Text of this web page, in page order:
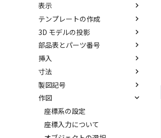
ユーザーインターフェースと各
部名称
インターフェースのカスタマイ
ズ
表示
表示操作
シートの切り替え
テンプレートの作成
CAXA Draft のテンプレートに
ついて
テンプレートの作成手順
JIS の BLANK テンプレートを
開く
レイヤーの定義
スタイルの設定
スタイルの作成と削除
テキストスタイル
テンプレートの保存
DWG/DXF とシェイプフォント
3D モデルの投影
投影図の作成
投影図の追加
補助図
断面図
部分断面
省略図
詳細図
部品表とパーツ番号
3Dとリンクあり
3Dとリンクなし
既存の部品表を変換する
Excel に出力
挿入
ブロック
PDF読み込み
画像の挿入
寸法
寸法の種類
クイック寸法
並列寸法
連続寸法
製図記号
幾何公差
面の指示記号
溶接記号
作図
座標系の設定
座標入力について